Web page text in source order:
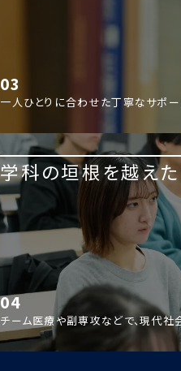
03
一人ひとりに合わせた丁寧なサポー
学科の垣根を越え
04
チーム医療や副専攻などで、現代